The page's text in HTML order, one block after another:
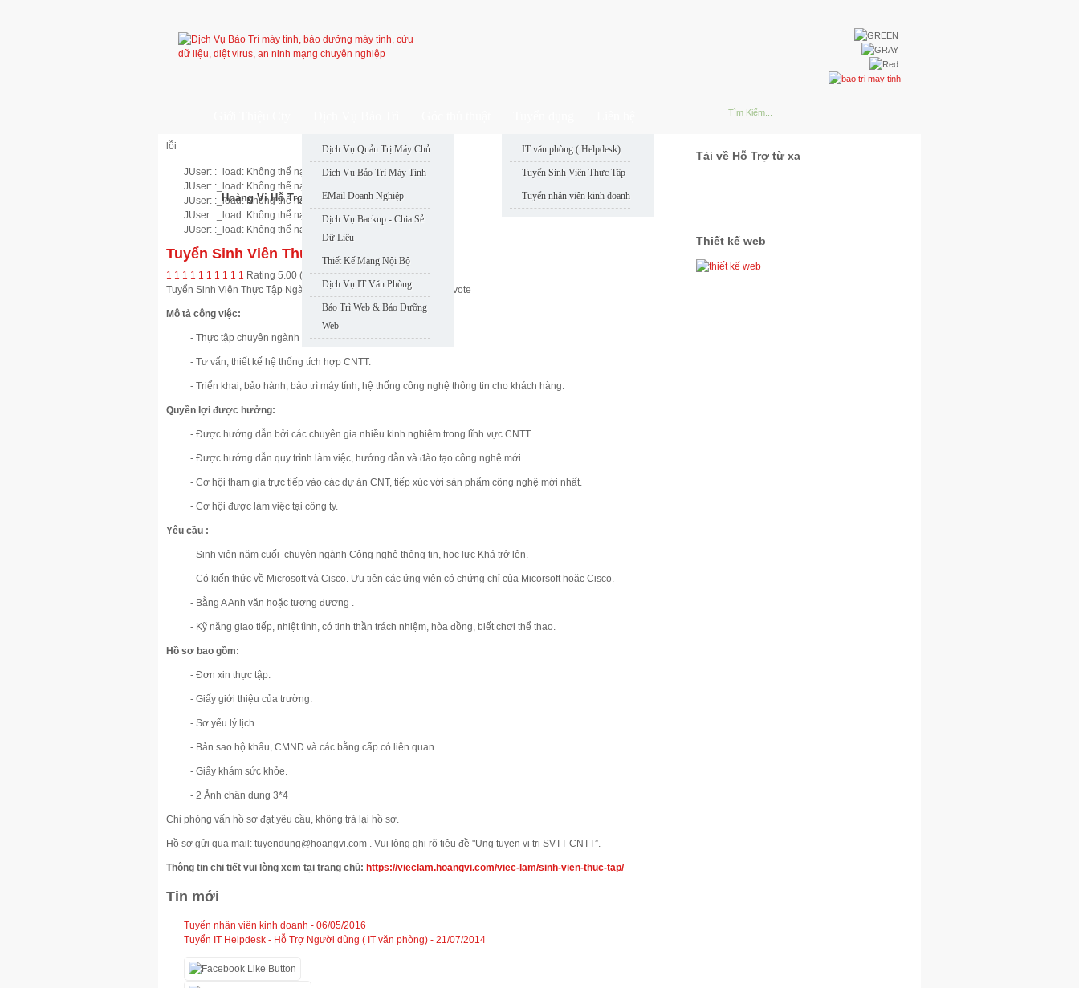
Dịch Vụ Quản Trị Máy Chủ
Dịch Vụ Bảo Trì Máy Tính
EMail Doanh Nghiệp
Dịch Vụ Backup - Chia Sẻ
Dữ Liệu
Thiết Kế Mạng Nội Bộ
Dịch Vụ IT Văn Phòng
Bảo Trì Web & Bảo Dưỡng
Web
IT văn phòng ( Helpdesk)
Tuyển Sinh Viên Thực Tập
Tuyển nhân viên kinh doanh
lỗi
JUser: :_load: Không thể nạp user với ID: 50
JUser: :_load: Không thể nạp user với ID: 49
JUser: :_load: Không thể nạp user với ID: 46
JUser: :_load: Không thể nạp user với ID: 48
JUser: :_load: Không thể nạp user với ID: 47
Tuyển Sinh Viên Thực Tập Ngành CNTT
1 1 1 1 1 1 1 1 1 1 Rating 5.00 (1 Vote)
Tuyển Sinh Viên Thực Tập Ngành CNTT - 5.0out of5based on vote
Mô tả công việc:
- Thực tập chuyên ngành CNTT phần cứng, mạng.
- Tư vấn, thiết kế hệ thống tích hợp CNTT.
- Triển khai, bảo hành, bảo trì máy tính, hệ thống công nghệ thông tin cho khách hàng.
Quyền lợi được hưởng:
- Được hướng dẫn bởi các chuyên gia nhiều kinh nghiệm trong lĩnh vực CNTT
- Được hướng dẫn quy trình làm việc, hướng dẫn và đào tạo công nghệ mới.
- Cơ hội tham gia trực tiếp vào các dự án CNT, tiếp xúc với sản phẩm công nghệ mới nhất.
- Cơ hội được làm việc tại công ty.
Yêu cầu :
- Sinh viên năm cuối chuyên ngành Công nghệ thông tin, học lực Khá trở lên.
- Có kiến thức về Microsoft và Cisco. Ưu tiên các ứng viên có chứng chỉ của Micorsoft hoặc Cisco.
- Bằng A Anh văn hoặc tương đương .
- Kỹ năng giao tiếp, nhiệt tình, có tinh thần trách nhiệm, hòa đồng, biết chơi thể thao.
Hồ sơ bao gồm:
- Đơn xin thực tập.
- Giấy giới thiệu của trường.
- Sơ yếu lý lịch.
- Bản sao hộ khẩu, CMND và các bằng cấp có liên quan.
- Giấy khám sức khỏe.
- 2 Ảnh chân dung 3*4
Chỉ phỏng vấn hồ sơ đạt yêu cầu, không trả lại hồ sơ.
Hồ sơ gửi qua mail: tuyendung@hoangvi.com . Vui lòng ghi rõ tiêu đề "Ung tuyen vi tri SVTT CNTT”.
Thông tin chi tiết vui lòng xem tại trang chủ: https://vieclam.hoangvi.com/viec-lam/sinh-vien-thuc-tap/
Tin mới
Tuyển nhân viên kinh doanh - 06/05/2016
Tuyển IT Helpdesk - Hỗ Trợ Người dùng ( IT văn phòng) - 21/07/2014
Tải về Hỗ Trợ từ xa
Hoàng Vi Hỗ Trợ Nhanh
Thiết kế web